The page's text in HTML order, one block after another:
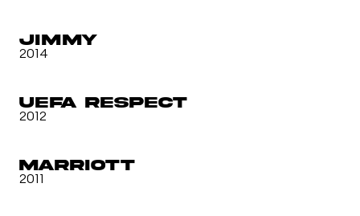
JIMMY
2014
UEFA Respect
2012
MARRIOTT
2011